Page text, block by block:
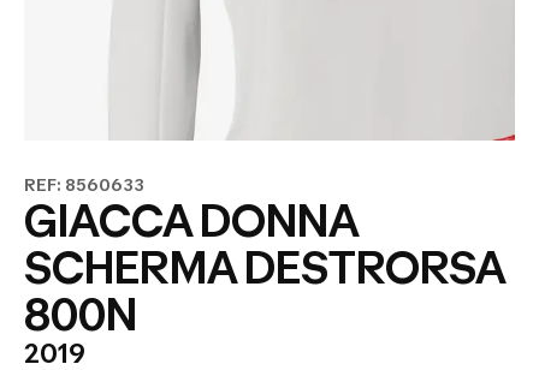
REF: 8560633
GIACCA DONNA
SCHERMA DESTRORSA
800N
2019